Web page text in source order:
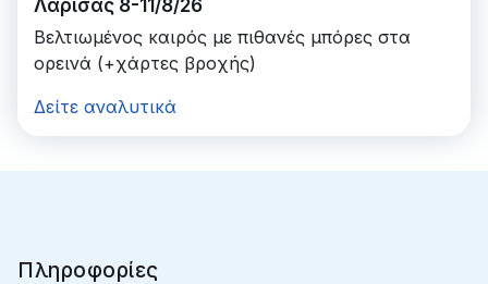
Πρόγνωση Θεσσαλίας – Σποράδων και
Λάρισας 8-11/8/26
Βελτιωμένος καιρός με πιθανές μπόρες στα
ορεινά (+χάρτες βροχής)